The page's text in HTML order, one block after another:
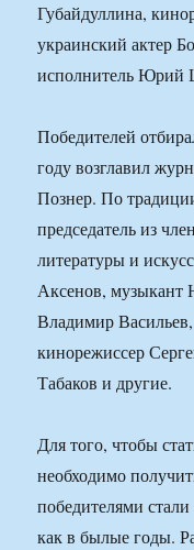
Губайдуллина,
украинский актер
исполнитель Юрий
Победителей
году возглавил
Познер. По
председатель из
литературы и
Аксенов,
Владимир
кинорежиссер
Табаков и другие.
Для того, чтобы
необходимо
победителями
как в былые годы.